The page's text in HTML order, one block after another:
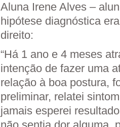
Aluna Irene Alves –
hipótese diagnóstica
direito:
“Há 1 ano e 4 meses
intenção de fazer uma
relação à boa postura,
preliminar, relatei
jamais esperei